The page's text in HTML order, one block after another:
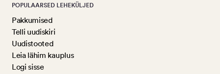
POPULAARSED LEHEKÜLJED
Pakkumised
Telli uudiskiri
Uudistooted
Leia lähim kauplus
Logi sisse